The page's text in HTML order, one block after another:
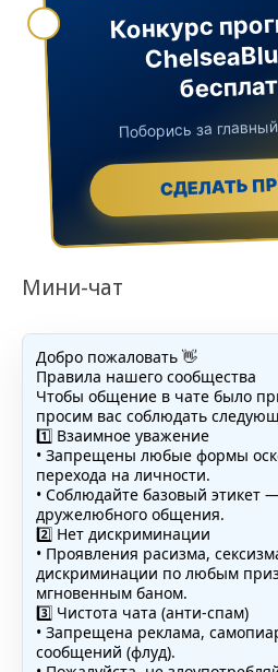
Конкурс
Поборись за
СДЕЛАТЬ
Мини-чат
Добро пожаловать 👋
Правила нашего сообщества
Чтобы общение в чате было
просим вас соблюдать
1️⃣ Взаимное уважение
• Запрещены любые формы
перехода на личности.
• Соблюдайте базовый этикет
дружелюбного общения.
2️⃣ Нет дискриминации
• Проявления расизма,
дискриминации по любым
мгновенным баном.
3️⃣ Чистота чата (анти-спам)
• Запрещена реклама,
сообщений (флуд).